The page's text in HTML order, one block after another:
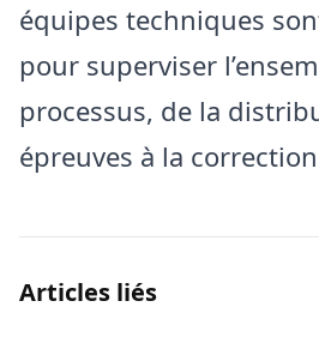
équipes techniques
pour superviser
processus, de la
épreuves à la
Articles liés